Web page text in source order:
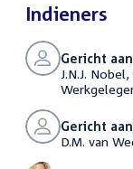
Indieners
Gericht aan
J.N.J.
Gericht aan
D.M. van